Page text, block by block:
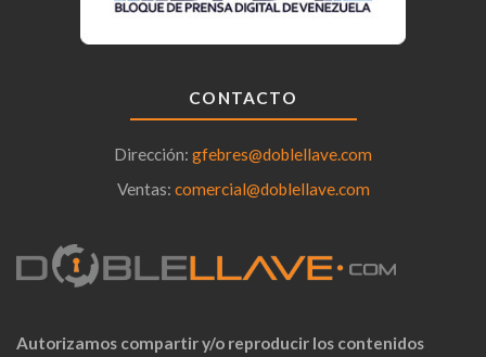
CONTACTO
Dirección: gfebres@doblellave.com
Ventas: comercial@doblellave.com
Autorizamos compartir y/o reproducir los contenidos